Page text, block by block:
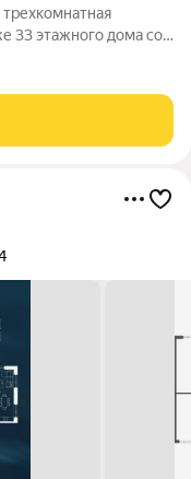
33 этажного дома со
проживанию.